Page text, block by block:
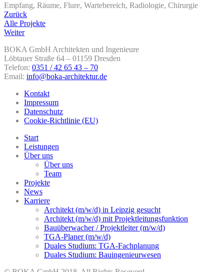
Empfang, Räume, Flure, Wartebereich, Radiologie, Chirurgie
Zurück
Alle Projekte
Weiter
BOKA GmbH Architekten und Ingenieure
Löbtauer Straße 64 – 01159 Dresden
Telefon: 0351 / 42 65 43 – 70
Email: info@boka-architektur.de
Kontakt
Impressum
Datenschutz
Cookie-Richtlinie (EU)
Start
Leistungen
Über uns
Über uns
Team
Projekte
News
Karriere
Architekt (m/w/d) in Leipzig gesucht
Architekt (m/w/d) mit Projektleitungsfunktion
Bauüberwacher / Projektleiter (m/w/d)
TGA-Planer (m/w/d)
Duales Studium: TGA-Fachplanung
Duales Studium: Bauingenieurwesen